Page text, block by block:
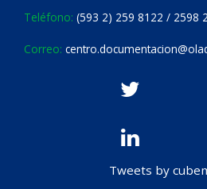
Teléfono: (593 2) 259 8122 / 2598
Correo:
Tweets by